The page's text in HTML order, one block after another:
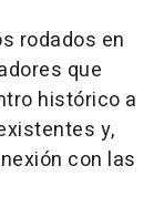
rodados en
que
histórico a
y,
con las